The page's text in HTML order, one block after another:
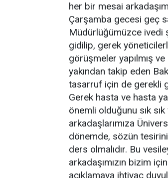
her bir mesai
Çarşamba gecesi geç
Müdürlüğümüzce ivedi
gidilip, gerek
görüşmeler yapılmış
yakından takip eden
tasarruf için de gerekli
Gerek hasta ve hasta
önemli olduğunu sık
arkadaşlarımıza
dönemde, sözün
ders olmalıdır. Bu
arkadaşımızın bizim
açıklamaya ihtiyaç